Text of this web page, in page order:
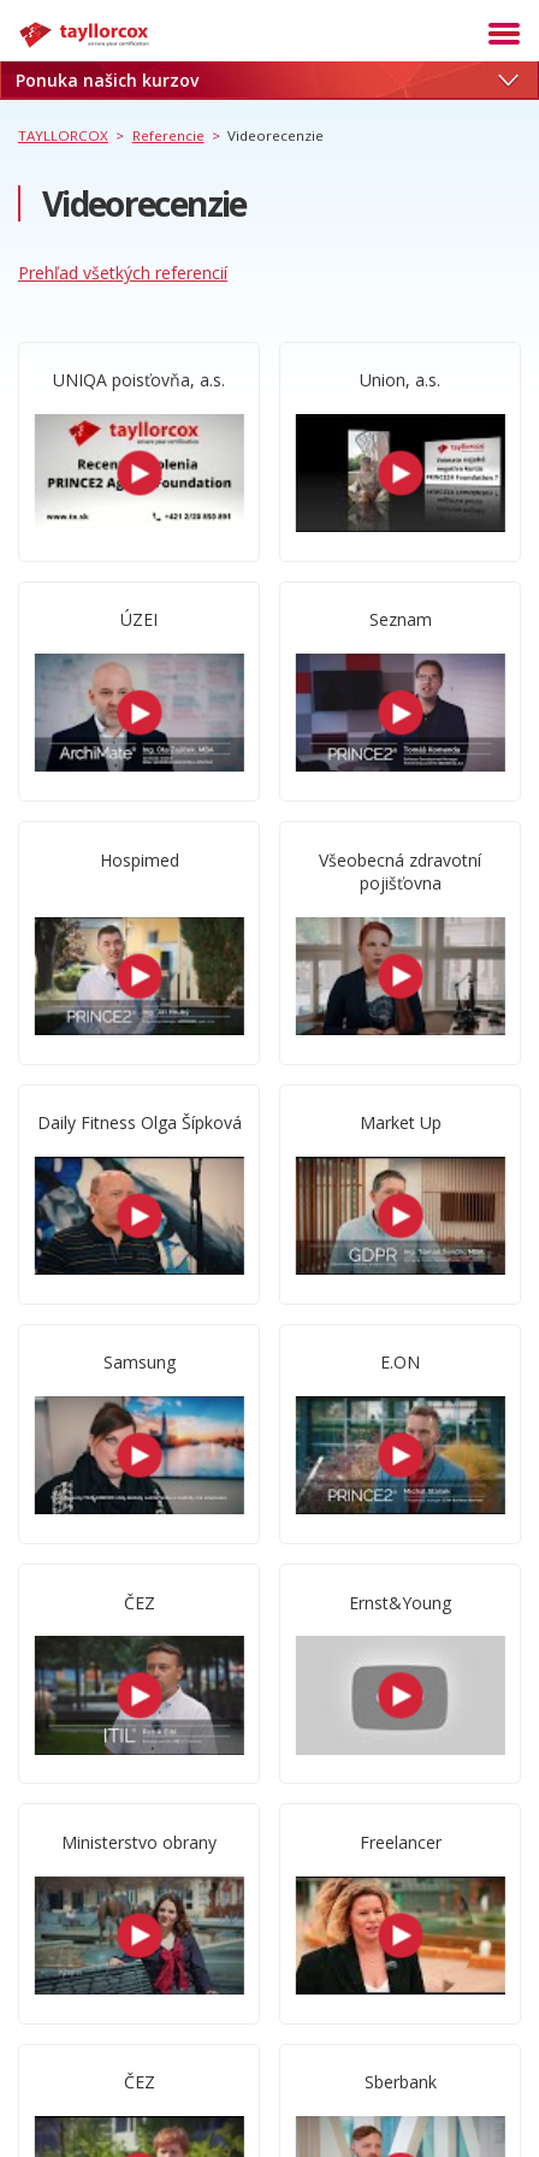
Akadémia
Termíny
Služby
Referencie
Kontakt
Ponuka našich kurzov
TAYLLORCOX > Referencie > Videorecenzie
Videorecenzie
Prehľad všetkých referencií
UNIQA poisťovňa, a.s. Union, a.s.
ÚZEI Seznam
Hospimed
Všeobecná zdravotní
pojišťovna
Daily Fitness Olga Šípková Market Up
Samsung E.ON
ČEZ Ernst&Young
Ministerstvo obrany Freelancer
ČEZ Sberbank